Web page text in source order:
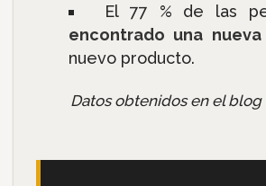
El 77 % de las
encontrado una
nuevo producto.
Datos obtenidos en el